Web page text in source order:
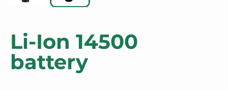
Li-Ion 14500
battery